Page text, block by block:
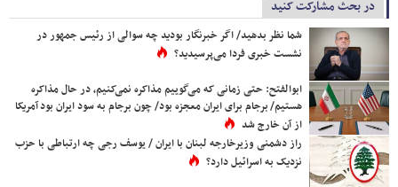
در بحث مشارکت کنید
شما نظر بدهید/ اگر خبرنگار بودید چه سوالی از رئیس جمهور در
نشست خبری فردا می‌پرسیدید؟
ابوالفتح: حتی زمانی که می‌گوییم مذاکره نمی‌کنیم، در حال مذاکره
هستیم/ برجام برای ایران معجزه بود/ چون برجام به سود ایران بود آمریکا
از آن خارج شد
راز دشمنی وزیرخارجه لبنان با ایران / یوسف رجی چه ارتباطی با حزب
نزدیک به اسرائیل دارد؟